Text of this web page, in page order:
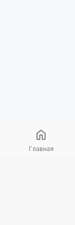
Главная